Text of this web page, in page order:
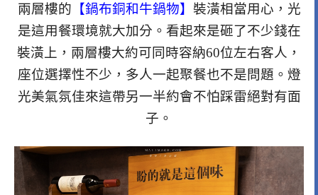
兩層樓的 【鍋布銅和牛鍋物】 裝潢相當用心，光
是這用餐環境就大加分。看起來是砸了不少錢在
裝潢上，兩層樓大約可同時容納60位左右客人，
座位選擇性不少，多人一起聚餐也不是問題。燈
光美氣氛佳來這帶另一半約會不怕踩雷絕對有面
子。